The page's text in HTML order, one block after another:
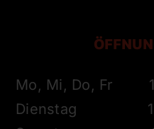
Mo, Mi, Do, Fr
Dienstag